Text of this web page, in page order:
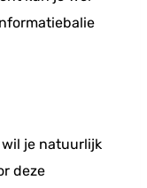
je natuurlijk
deze